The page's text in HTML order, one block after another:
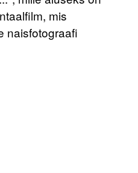
mis
naisfotograafi